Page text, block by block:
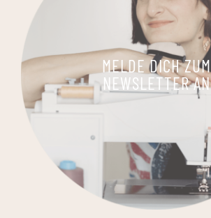
MELDE DICH ZUM
NEWSLETTER AN